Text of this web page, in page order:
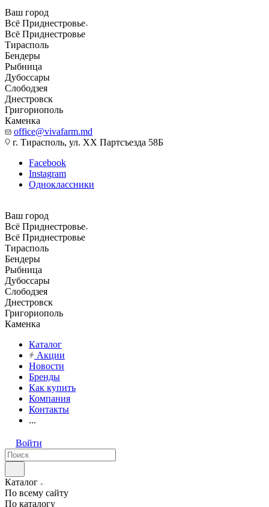
Ваш город
Всё Приднестровье
Всё Приднестровье
Тирасполь
Бендеры
Рыбница
Дубоссары
Слободзея
Днестровск
Григориополь
Каменка
office@vivafarm.md
г. Тирасполь, ул. ХХ Партсъезда 58Б
Facebook
Instagram
Одноклассники
Ваш город
Всё Приднестровье
Всё Приднестровье
Тирасполь
Бендеры
Рыбница
Дубоссары
Слободзея
Днестровск
Григориополь
Каменка
Каталог
Акции
Новости
Бренды
Как купить
Компания
Контакты
...
Войти
Каталог
По всему сайту
По каталогу